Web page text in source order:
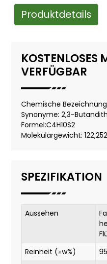
Produktdetails
KOSTENLOSES
VERFÜGBAR
Chemische
Synonyme: 2,3-
Formel:C4H10S2
Molekulargewicht:
SPEZIFIKATION
Aussehen
Reinheit (≥w%) 95